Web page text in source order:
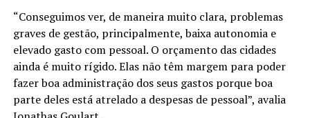
“Conseguimos ver, de maneira muito clara, problemas
graves de gestão, principalmente, baixa autonomia e
elevado gasto com pessoal. O orçamento das cidades
ainda é muito rígido. Elas não têm margem para poder
fazer boa administração dos seus gastos porque boa
parte deles está atrelado a despesas de pessoal”, avalia